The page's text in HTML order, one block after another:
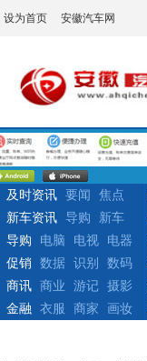
设为首页 安徽汽车网
及时资讯 要闻
焦点
新车资讯
导购 新车
导购
电脑 电视
电器
促销
数据 识别 数码
商讯
商业 游记
摄影
金融
衣服 商家 画妆